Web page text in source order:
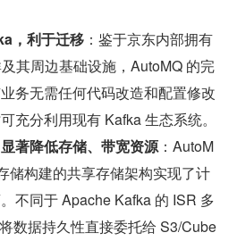
，利于迁移 ：鉴于京东内部拥有
其周边基础设施，AutoMQ 的完
务无需任何代码改造和配置修改
充分利用现有 Kafka 生态系统。
著降低存储、带宽资源：AutoM
储构建的共享存储架构实现了计
不同于 Apache Kafka 的 ISR 多
数据持久性直接委托给 S3/Cube